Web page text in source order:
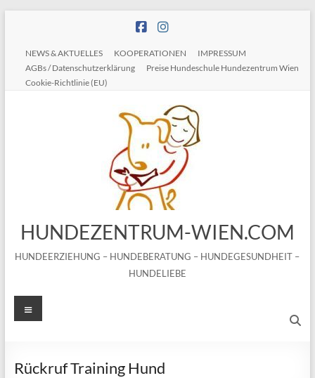
NEWS & AKTUELLES KOOPERATIONEN
IMPRESSUM
AGBs / Datenschutzerklärung
Preise Hundeschule Hundezentrum Wien
Cookie-Richtlinie (EU)
HUNDEZENTRUM-WIEN.COM
HUNDEERZIEHUNG – HUNDEBERATUNG – HUNDEGESUNDHEIT –
HUNDELIEBE
Menü
Rückruf Training Hund